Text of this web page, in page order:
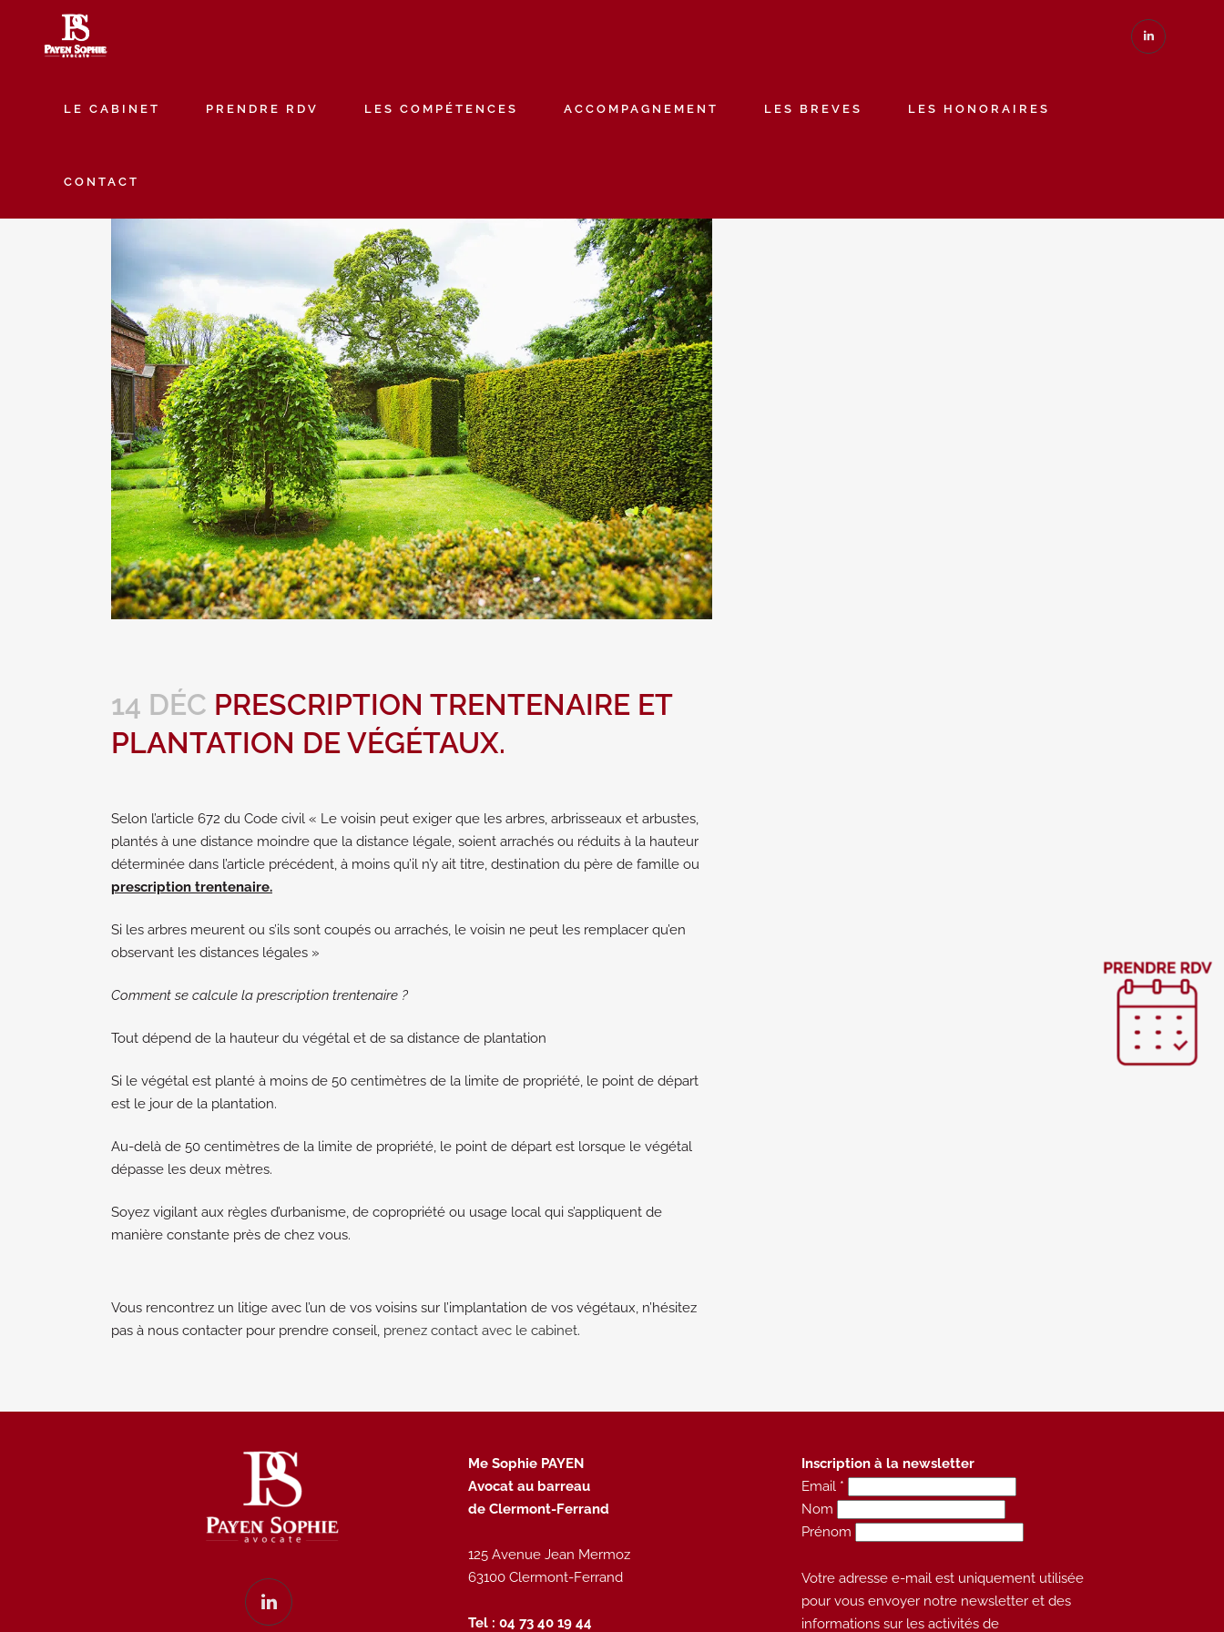
LE CABINET PRENDRE RDV LES COMPÉTENCES ACCOMPAGNEMENT LES BREVES LES HONORAIRES
CONTACT
14 DÉC PRESCRIPTION TRENTENAIRE ET
PLANTATION DE VÉGÉTAUX.
Selon l’article 672 du Code civil « Le voisin peut exiger que les arbres, arbrisseaux et arbustes,
plantés à une distance moindre que la distance légale, soient arrachés ou réduits à la hauteur
déterminée dans l’article précédent, à moins qu’il n’y ait titre, destination du père de famille ou
prescription trentenaire.
Si les arbres meurent ou s’ils sont coupés ou arrachés, le voisin ne peut les remplacer qu’en
observant les distances légales »
Comment se calcule la prescription trentenaire ?
Tout dépend de la hauteur du végétal et de sa distance de plantation
Si le végétal est planté à moins de 50 centimètres de la limite de propriété, le point de départ
est le jour de la plantation.
Au-delà de 50 centimètres de la limite de propriété, le point de départ est lorsque le végétal
dépasse les deux mètres.
Soyez vigilant aux règles d’urbanisme, de copropriété ou usage local qui s’appliquent de
manière constante près de chez vous.
Vous rencontrez un litige avec l’un de vos voisins sur l’implantation de vos végétaux, n’hésitez
pas à nous contacter pour prendre conseil, prenez contact avec le cabinet.
Me Sophie PAYEN
Avocat au barreau
de Clermont-Ferrand
125 Avenue Jean Mermoz
63100 Clermont-Ferrand
Tel : 04 73 40 19 44
Inscription à la newsletter
Email *
Nom
Prénom
Votre adresse e-mail est uniquement utilisée
pour vous envoyer notre newsletter et des
informations sur les activités de